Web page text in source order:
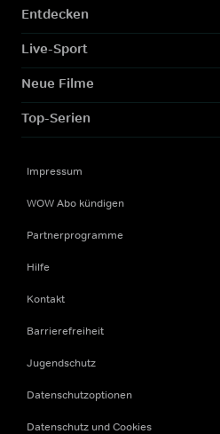
Entdecken
Live-Sport
Neue Filme
Top-Serien
Impressum
WOW Abo kündigen
Partnerprogramme
Hilfe
Kontakt
Barrierefreiheit
Jugendschutz
Datenschutzoptionen
Datenschutz und Cookies